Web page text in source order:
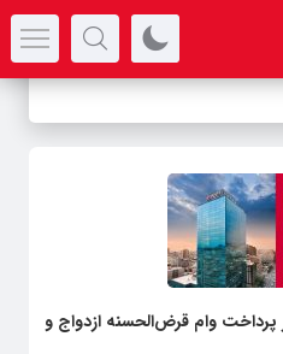
وام قرض‌الحسنه ازدواج و